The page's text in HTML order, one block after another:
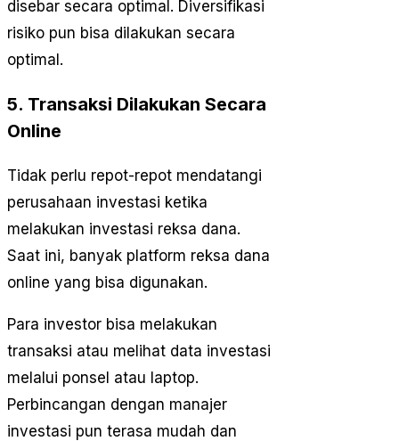
disebar secara optimal. Diversifikasi
risiko pun bisa dilakukan secara
optimal.
5. Transaksi Dilakukan Secara
Online
Tidak perlu repot-repot mendatangi
perusahaan investasi ketika
melakukan investasi reksa dana.
Saat ini, banyak platform reksa dana
online yang bisa digunakan.
Para investor bisa melakukan
transaksi atau melihat data investasi
melalui ponsel atau laptop.
Perbincangan dengan manajer
investasi pun terasa mudah dan